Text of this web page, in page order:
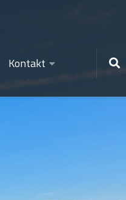
Kontakt